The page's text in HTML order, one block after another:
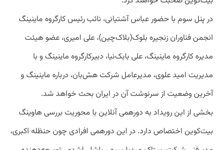
در پنل سوم با حضور عباس آشتیانی، نائب رئیس کارگروه ماینینگ
انجمن فناوران زنجیره بلوک(بلاک‌چین)، علی امیری، عضو هیئت
مدیره کارگروه ماینینگ، علی بابک‌نیا، دبیرکارگروه ماینینگ و با
مدیریت امید علوی، مدیرعامل شرکت هش‌بان، درباره ماینینگ و
آخرین وضعیت از سرنوشت آن در ایران بحث خواهد شد.
بخشی از این رویداد به دورهمی آنلاین با محوریت بررسی هاوینگ
بیت‌کوین اختصاص دارد. در این دورهمی افرادی چون حنظله اکبری،